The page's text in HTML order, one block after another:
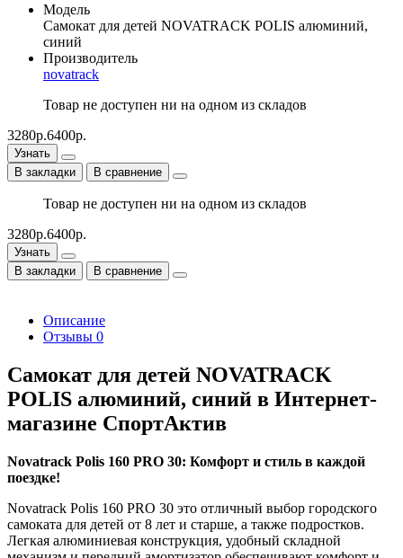
Модель
Самокат для детей NOVATRACK POLIS алюминий,
синий
Производитель
novatrack
Товар не доступен ни на одном из складов
3280р.6400р.
Узнать
В закладки
В сравнение
Товар не доступен ни на одном из складов
3280р.6400р.
Узнать
В закладки
В сравнение
Описание
Отзывы 0
Самокат для детей NOVATRACK
POLIS алюминий, синий в Интернет-
магазине СпортАктив
Novatrack Polis 160 PRO 30: Комфорт и стиль в каждой
поездке!
Novatrack Polis 160 PRO 30 это отличный выбор городского
самоката для детей от 8 лет и старше, а также подростков.
Легкая алюминиевая конструкция, удобный складной